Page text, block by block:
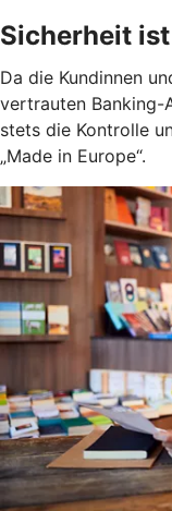
Sicherheit
Da die Kundinnen
vertrauten Banking-
stets die Kontrolle
„Made in Europe“.